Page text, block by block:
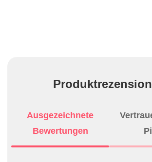
Ausgezeichnete
Bewertungen